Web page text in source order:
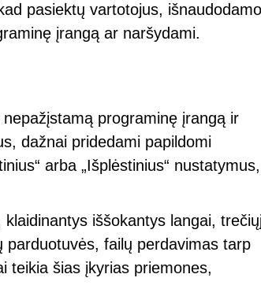
pasiektų vartotojus,
įrangą ar naršydami.
programinę įrangą ir
dažnai pridedami papildomi
arba „Išplėstinius“ nustatymus,
iššokantys langai,
parduotuvės, failų perdavimas tarp
teikia šias įkyrias priemones,